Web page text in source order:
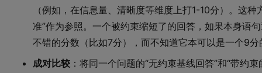
（例如，在信息量、清晰度等维度上打1-10分）。这
准”作为参照。一个被约束缩短了的回答，如果本身语
不错的分数（比如7分），而不知道它本可以是一个9
成对比较 ：将同一个问题的“无约束基线回答”和“带约